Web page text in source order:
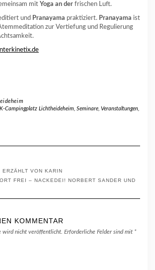
mit Yoga an der frischen Luft.
und Pranayama praktiziert. Pranayama ist
zur Vertiefung und Regulierung
Campingplatz Lichtheideheim Seminare, Veranstaltungen,
ERZÄHLT VON KARIN
FREI – NACKEDEI! NORBERT SANDER UND
KOMMENTAR
wird nicht veröffentlicht. Erforderliche Felder sind mit *